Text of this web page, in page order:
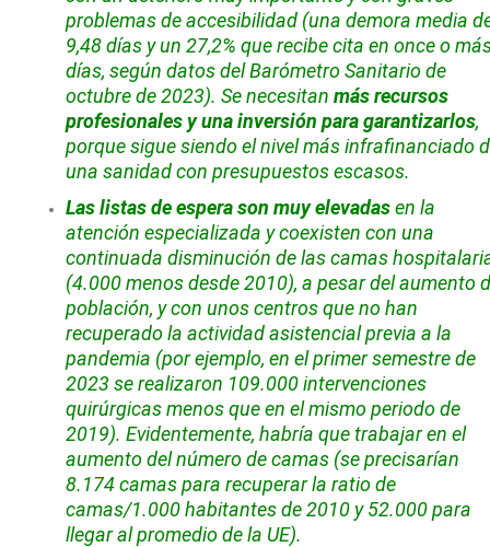
problemas de accesibilidad (una demora media
9,48 días y un 27,2% que recibe cita en once o
días, según datos del Barómetro Sanitario de
octubre de 2023). Se necesitan más recursos
profesionales y una inversión para garantizarlos,
porque sigue siendo el nivel más infrafinanciado
una sanidad con presupuestos escasos.
Las listas de espera son muy elevadasen la
atención especializada y coexisten con una
continuada disminución de las camas
(4.000 menos desde 2010), a pesar del aumento
población, y con unos centros que no han
recuperado la actividad asistencial previa a la
pandemia (por ejemplo, en el primer semestre de
2023 se realizaron 109.000 intervenciones
quirúrgicas menos que en el mismo periodo de
2019). Evidentemente, habría que trabajar en el
aumento del número de camas (se precisarían
8.174 camas para recuperar la ratio de
camas/1.000 habitantes de 2010 y 52.000 para
llegar al promedio de la UE).